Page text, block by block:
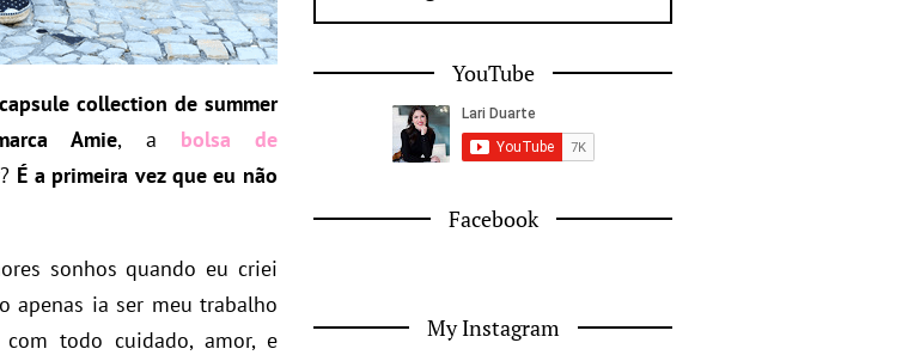
capsule collection de summer
Amie, a bolsa de
É a primeira vez que eu não
sonhos quando eu criei
apenas ia ser meu trabalho
todo cuidado, amor, e
YouTube
Facebook
My Instagram